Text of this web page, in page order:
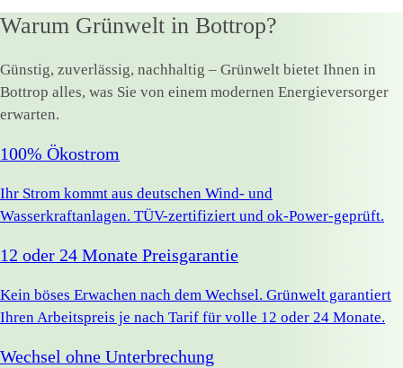
Warum Grünwelt in Bottrop?
Günstig, zuverlässig, nachhaltig – Grünwelt bietet Ihnen in
Bottrop alles, was Sie von einem modernen Energieversorger
erwarten.
100% Ökostrom
Ihr Strom kommt aus deutschen Wind- und
Wasserkraftanlagen. TÜV-zertifiziert und ok-Power-geprüft.
12 oder 24 Monate Preisgarantie
Kein böses Erwachen nach dem Wechsel. Grünwelt garantiert
Ihren Arbeitspreis je nach Tarif für volle 12 oder 24 Monate.
Wechsel ohne Unterbrechung